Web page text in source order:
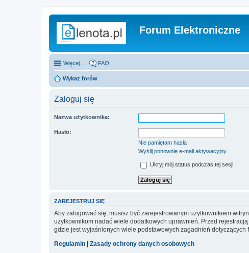
Forum Elektroniczne
Więcej… FAQ
Wykaz forów
Zaloguj się
Nazwa użytkownika:
Hasło:
Nie pamiętam hasła
Wyślij ponownie e-mail aktywacyjny
Ukryj mój status podczas tej sesji
ZAREJESTRUJ SIĘ
Aby zalogować się, musisz być zarejestrowanym użytkownikiem
użytkownikom nadać wiele dodatkowych uprawnień. Przed
gdzie jest wyjaśnionych wiele podstawowych zagadnień dotyczących
Regulamin | Zasady ochrony danych osobowych